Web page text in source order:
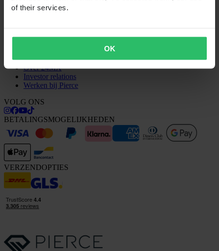
of their services.
OK
KLANTENSERVICE
Over 24MX
Investor relations
Werken bij Pierce
VOLG ONS
BETALINGSMOGELIJKHEDEN
VERZENDOPTIES